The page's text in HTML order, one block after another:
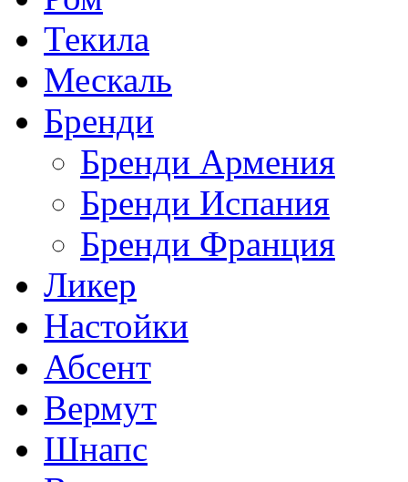
Текила
Мескаль
Бренди
Бренди Армения
Бренди Испания
Бренди Франция
Ликер
Настойки
Абсент
Вермут
Шнапс